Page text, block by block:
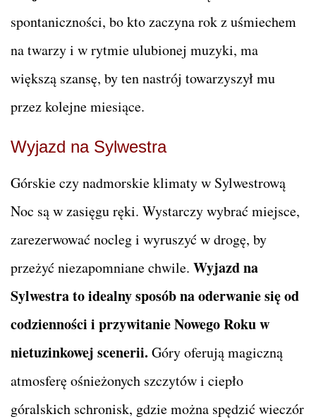
spontaniczności, bo kto zaczyna rok z uśmiechem
na twarzy i w rytmie ulubionej muzyki, ma
większą szansę, by ten nastrój towarzyszył mu
przez kolejne miesiące.
Wyjazd na Sylwestra
Górskie czy nadmorskie klimaty w Sylwestrową
Noc są w zasięgu ręki. Wystarczy wybrać miejsce,
zarezerwować nocleg i wyruszyć w drogę, by
przeżyć niezapomniane chwile. Wyjazd na
Sylwestra to idealny sposób na oderwanie się od
codzienności i przywitanie Nowego Roku w
nietuzinkowej scenerii. Góry oferują magiczną
atmosferę ośnieżonych szczytów i ciepło
góralskich schronisk, gdzie można spędzić wieczór